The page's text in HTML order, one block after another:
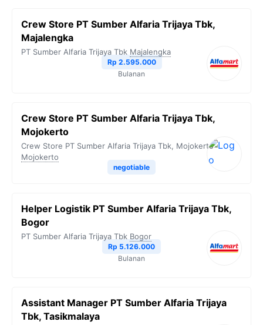
Crew Store PT Sumber Alfaria Trijaya Tbk,
Majalengka
PT Sumber Alfaria Trijaya Tbk Majalengka
Rp 2.595.000
Bulanan
Crew Store PT Sumber Alfaria Trijaya Tbk,
Mojokerto
Crew Store PT Sumber Alfaria Trijaya Tbk, Mojokerto
Mojokerto
negotiable
Helper Logistik PT Sumber Alfaria Trijaya Tbk,
Bogor
PT Sumber Alfaria Trijaya Tbk Bogor
Rp 5.126.000
Bulanan
Assistant Manager PT Sumber Alfaria Trijaya
Tbk, Tasikmalaya